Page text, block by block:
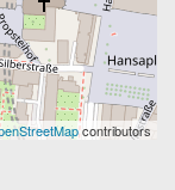
contributors